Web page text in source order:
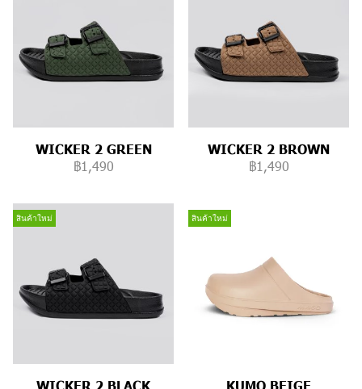
WICKER 2 GREEN
฿1,490
WICKER 2 BROWN
฿1,490
สินค้าใหม่
WICKER 2 BLACK
สินค้าใหม่
KUMO BEIGE